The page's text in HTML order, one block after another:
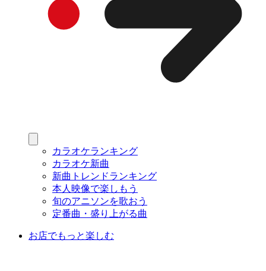
カラオケランキング
カラオケ新曲
新曲トレンドランキング
本人映像で楽しもう
旬のアニソンを歌おう
定番曲・盛り上がる曲
お店でもっと楽しむ